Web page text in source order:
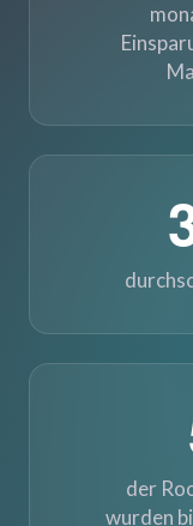
der
wurden